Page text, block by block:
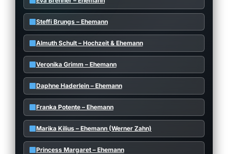
Steffi Brungs – Ehemann
Almuth Schult – Hochzeit & Ehemann
Veronika Grimm – Ehemann
Daphne Haderlein – Ehemann
Franka Potente – Ehemann
Marika Kilius – Ehemann (Werner Zahn)
Princess Margaret – Ehemann